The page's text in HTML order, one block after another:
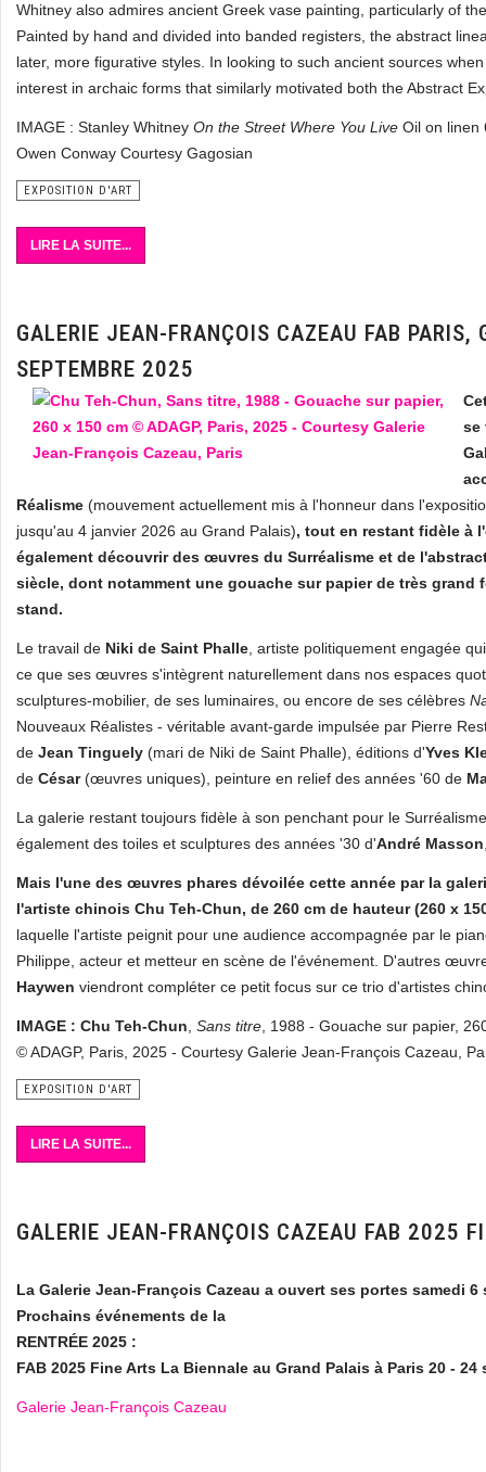
Whitney also admires ancient Greek vase painting, particularly of
Painted by hand and divided into banded registers, the abstract
later, more figurative styles. In looking to such ancient sources
interest in archaic forms that similarly motivated both the Abstract
IMAGE : Stanley Whitney On the Street Where You Live Oil on linen
Owen Conway Courtesy Gagosian
EXPOSITION D'ART
LIRE LA SUITE...
GALERIE JEAN-FRANÇOIS CAZEAU FAB
SEPTEMBRE 2025
se
Réalisme (mouvement actuellement mis à l'honneur dans
jusqu'au 4 janvier 2026 au Grand Palais), tout en restant fidèle à
également découvrir des œuvres du Surréalisme et de
siècle, dont notamment une gouache sur papier de très
stand.
Le travail de Niki de Saint Phalle , artiste politiquement engagée
ce que ses œuvres s'intègrent naturellement dans nos espaces
sculptures-mobilier, de ses luminaires, ou encore de ses célèbres
Nouveaux Réalistes - véritable avant-garde impulsée par Pierre
de Jean Tinguely (mari de Niki de Saint Phalle), éditions d'Yves
de César(œuvres uniques), peinture en relief des années '60 de
La galerie restant toujours fidèle à son penchant pour le
également des toiles et sculptures des années '30 d'André Masson
Mais l'une des œuvres phares dévoilée cette année par la
l'artiste chinois Chu Teh-Chun, de 260 cm de hauteur (260 x
laquelle l'artiste peignit pour une audience accompagnée par le
Philippe, acteur et metteur en scène de l'événement. D'autres
Haywen viendront compléter ce petit focus sur ce trio d'artistes
IMAGE : Chu Teh-Chun Sans titre , 1988 - Gouache sur papier,
© ADAGP, Paris, 2025 - Courtesy Galerie Jean-François Cazeau,
EXPOSITION D'ART
LIRE LA SUITE...
GALERIE JEAN-FRANÇOIS CAZEAU FAB 2025
La Galerie Jean-François Cazeau a ouvert ses portes samedi 6
Prochains événements de la
RENTRÉE 2025 :
FAB 2025 Fine Arts La Biennale au Grand Palais à Paris 20 - 24
Galerie Jean-François Cazeau